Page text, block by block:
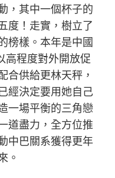
，其中一個杯子的
度！走實，樹立了
榜樣。本年是中國
高程度對外開放促
合供給更林天秤，
經決定要用她自己
一場平衡的三角戀
道盡力，全方位推
中巴關系獲得更年
。